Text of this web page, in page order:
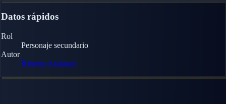
Datos rápidos
Rol
Personaje secundario
Autor
Hiromu Arakawa